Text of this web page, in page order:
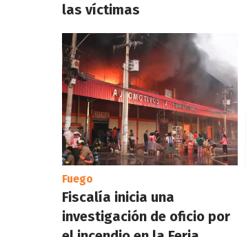
las víctimas
Fuego
Fiscalía inicia una
investigación de oficio por